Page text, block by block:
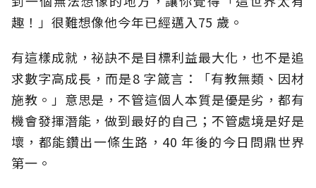
趣！」很難想像他今年已經邁入75 歲。
有這樣成就，祕訣不是目標利益最大化，也不是追
求數字高成長，而是8 字箴言：「有教無類、因材
施教。」意思是，不管這個人本質是優是劣，都有
機會發揮潛能，做到最好的自己；不管處境是好是
壞，都能鑽出一條生路，40 年後的今日問鼎世界
第一。